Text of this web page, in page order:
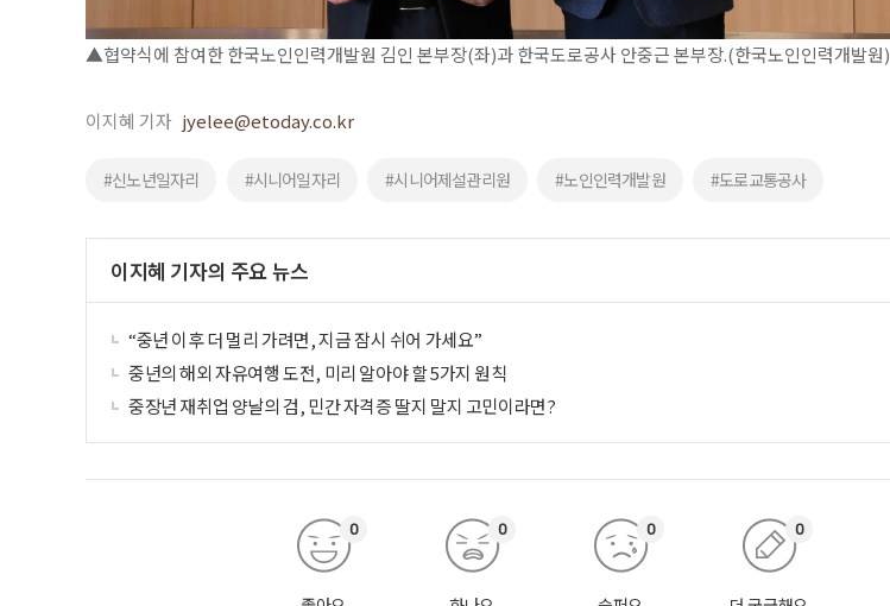
▲협약식에 참여한 한국노인인력개발원 김인 본부장(좌)과 한국도로공사 안중근 본부장.(한국노인인력개발원)
이지혜 기자 jyelee@etoday.co.kr
#신노년일자리 #시니어일자리 #시니어제설관리원 #노인인력개발원 #도로교통공사
이지혜 기자의 주요 뉴스
“중년 이후 더 멀리 가려면, 지금 잠시 쉬어 가세요”
중년의 해외 자유여행 도전, 미리 알아야 할 5가지 원칙
중장년 재취업 양날의 검, 민간 자격증 딸지 말지 고민이라면?
0 0 0 0